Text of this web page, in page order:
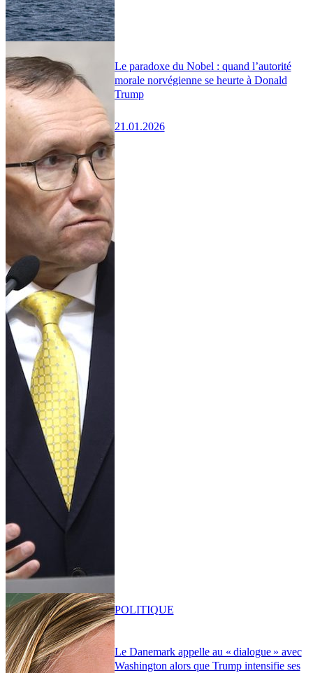
Le paradoxe du Nobel : quand l’autorité
morale norvégienne se heurte à Donald
Trump
21.01.2026
Le Danemark appelle au « dialogue » avec
Washington alors que Trump intensifie ses
POLITIQUE